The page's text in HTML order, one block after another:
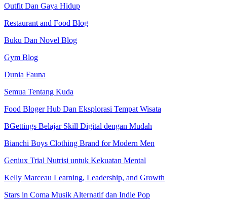
Outfit Dan Gaya Hidup
Restaurant and Food Blog
Buku Dan Novel Blog
Gym Blog
Dunia Fauna
Semua Tentang Kuda
Food Bloger Hub Dan Eksplorasi Tempat Wisata
BGettings Belajar Skill Digital dengan Mudah
Bianchi Boys Clothing Brand for Modern Men
Geniux Trial Nutrisi untuk Kekuatan Mental
Kelly Marceau Learning, Leadership, and Growth
Stars in Coma Musik Alternatif dan Indie Pop